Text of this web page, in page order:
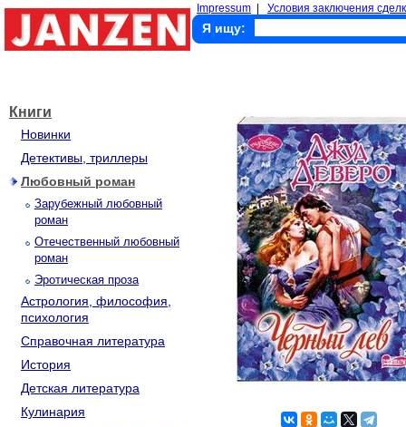
Impressum Условия заключения
Я ищу:
Книги
Новинки
Детективы, триллеры
Любовный роман
Зарубежный любовный
роман
Отечественный любовный
роман
Эротическая проза
Астрология, философия,
психология
Справочная литература
История
Детская литература
Кулинария